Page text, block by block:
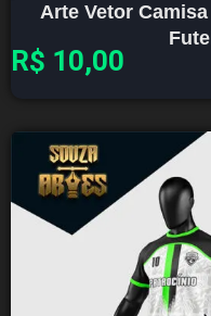
Arte Vetor
R$ 10,00